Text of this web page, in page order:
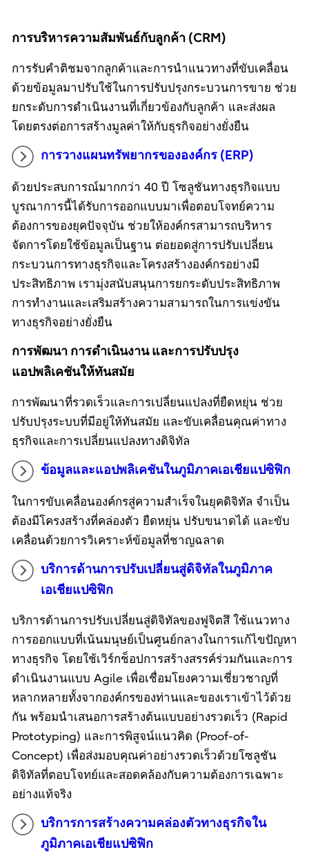
การบริหารความสัมพันธ์กับลูกค้า (CRM)
การรับคำติชมจากลูกค้าและการนำแนวทางที่ขับเคลื่อน
ด้วยข้อมูลมาปรับใช้ในการปรับปรุงกระบวนการขาย ช่วย
ยกระดับการดำเนินงานที่เกี่ยวข้องกับลูกค้า และส่งผล
โดยตรงต่อการสร้างมูลค่าให้กับธุรกิจอย่างยั่งยืน
การวางแผนทรัพยากรขององค์กร (ERP)
ด้วยประสบการณ์มากกว่า 40 ปี โซลูชันทางธุรกิจแบบ
บูรณาการนี้ได้รับการออกแบบมาเพื่อตอบโจทย์ความ
ต้องการของยุคปัจจุบัน ช่วยให้องค์กรสามารถบริหาร
จัดการโดยใช้ข้อมูลเป็นฐาน ต่อยอดสู่การปรับเปลี่ยน
กระบวนการทางธุรกิจและโครงสร้างองค์กรอย่างมี
ประสิทธิภาพ เรามุ่งสนับสนุนการยกระดับประสิทธิภาพ
การทำงานและเสริมสร้างความสามารถในการแข่งขัน
ทางธุรกิจอย่างยั่งยืน
การพัฒนา การดำเนินงาน และการปรับปรุง
แอปพลิเคชันให้ทันสมัย
การพัฒนาที่รวดเร็วและการเปลี่ยนแปลงที่ยืดหยุ่น ช่วย
ปรับปรุงระบบที่มีอยู่ให้ทันสมัย และขับเคลื่อนคุณค่าทาง
ธุรกิจและการเปลี่ยนแปลงทางดิจิทัล
ข้อมูลและแอปพลิเคชันในภูมิภาคเอเชียแปซิฟิก
ในการขับเคลื่อนองค์กรสู่ความสำเร็จในยุคดิจิทัล จำเป็น
ต้องมีโครงสร้างที่คล่องตัว ยืดหยุ่น ปรับขนาดได้ และขับ
เคลื่อนด้วยการวิเคราะห์ข้อมูลที่ชาญฉลาด
บริการด้านการปรับเปลี่ยนสู่ดิจิทัลในภูมิภาค
เอเชียแปซิฟิก
บริการด้านการปรับเปลี่ยนสู่ดิจิทัลของฟูจิตสึ ใช้แนวทาง
การออกแบบที่เน้นมนุษย์เป็นศูนย์กลางในการแก้ไขปัญหา
ทางธุรกิจ โดยใช้เวิร์กช็อปการสร้างสรรค์ร่วมกันและการ
ดำเนินงานแบบ Agile เพื่อเชื่อมโยงความเชี่ยวชาญที่
หลากหลายทั้งจากองค์กรของท่านและของเราเข้าไว้ด้วย
กัน พร้อมนำเสนอการสร้างต้นแบบอย่างรวดเร็ว (Rapid
Prototyping) และการพิสูจน์แนวคิด (Proof-of-
Concept) เพื่อส่งมอบคุณค่าอย่างรวดเร็วด้วยโซลูชัน
ดิจิทัลที่ตอบโจทย์และสอดคล้องกับความต้องการเฉพาะ
อย่างแท้จริง
บริการการสร้างความคล่องตัวทางธุรกิจใน
ภูมิภาคเอเชียแปซิฟิก